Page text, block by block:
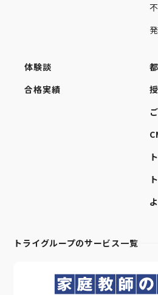
体験談
合格実績
トライグループのサービス一覧